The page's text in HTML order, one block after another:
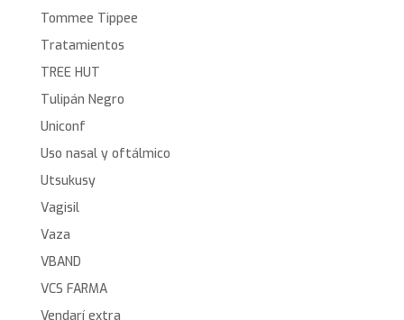
Tommee Tippee
Tratamientos
TREE HUT
Tulipán Negro
Uniconf
Uso nasal y oftálmico
Utsukusy
Vagisil
Vaza
VBAND
VCS FARMA
Vendarí extra